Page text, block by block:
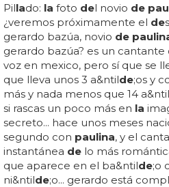
Pillado: la foto del novio de
¿veremos próximamente el de
gerardo bazúa, novio de
gerardo bazúa? es un
voz en mexico, pero sí que se
que lleva unos 3 a&ntilde;os y
más y nada menos que 14 a&ntil
si rascas un poco más en la
secreto... hace unos meses
segundo con paulina, y el
instantánea de lo más
que aparece en el ba&ntilde;o
ni&ntilde;o... gerardo está